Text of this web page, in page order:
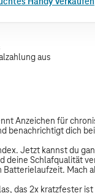
aus